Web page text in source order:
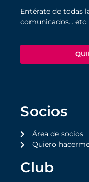
Entérate de todas
comunicados… etc.
Socios
Área de socios
Quiero
Club